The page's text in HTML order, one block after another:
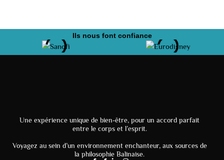
Ils nous font confiance
Une expérience unique de bien-être, pour un accord parfait
entre le corps et l’esprit.
Voyagez au sein d’un environnement enchanteur, aux sources de
la philosophie Balinaise.